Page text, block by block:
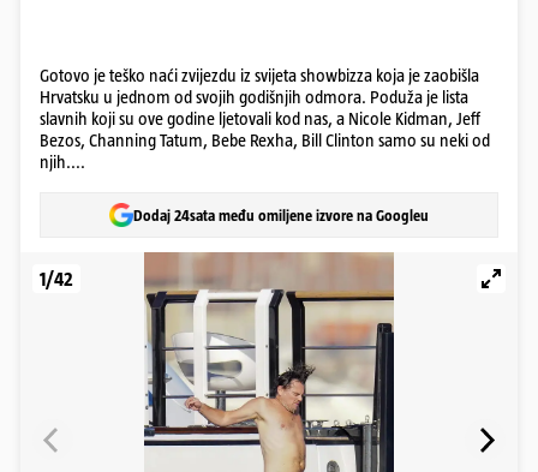
Gotovo je teško naći zvijezdu iz svijeta showbizza koja je zaobišla
Hrvatsku u jednom od svojih godišnjih odmora. Poduža je lista
slavnih koji su ove godine ljetovali kod nas, a Nicole Kidman, Jeff
Bezos, Channing Tatum, Bebe Rexha, Bill Clinton samo su neki od
njih....
Dodaj 24sata među omiljene izvore na Googleu
1/42